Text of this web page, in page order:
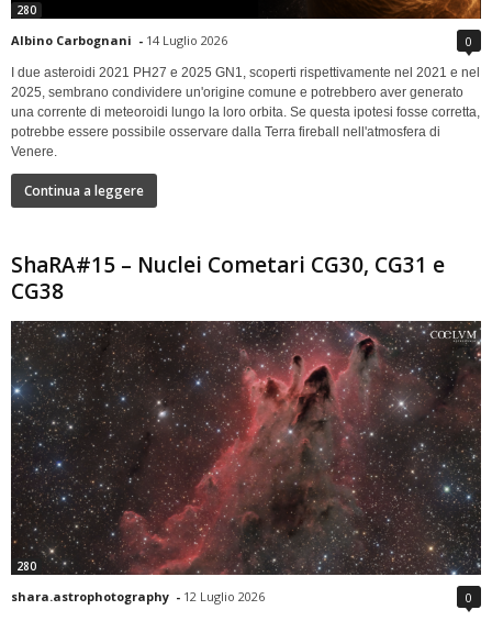
280
Albino Carbognani - 14 Luglio 2026 0
I due asteroidi 2021 PH27 e 2025 GN1, scoperti rispettivamente nel 2021 e nel
2025, sembrano condividere un'origine comune e potrebbero aver generato
una corrente di meteoroidi lungo la loro orbita. Se questa ipotesi fosse corretta,
potrebbe essere possibile osservare dalla Terra fireball nell'atmosfera di
Venere.
Continua a leggere
ShaRA#15 – Nuclei Cometari CG30, CG31 e
CG38
280
shara.astrophotography - 12 Luglio 2026 0